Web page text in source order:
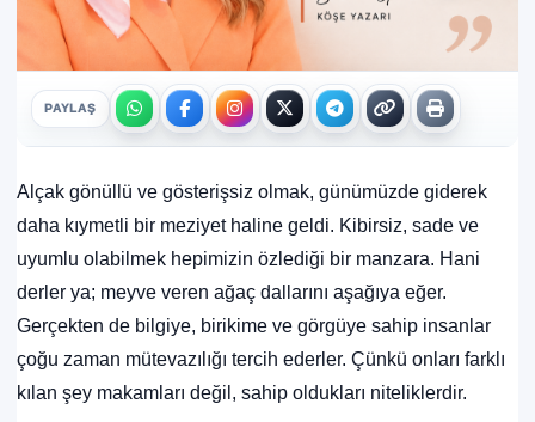
PAYLAŞ
Alçak gönüllü ve gösterişsiz olmak, günümüzde giderek
daha kıymetli bir meziyet haline geldi. Kibirsiz, sade ve
uyumlu olabilmek hepimizin özlediği bir manzara. Hani
derler ya; meyve veren ağaç dallarını aşağıya eğer.
Gerçekten de bilgiye, birikime ve görgüye sahip insanlar
çoğu zaman mütevazılığı tercih ederler. Çünkü onları farklı
kılan şey makamları değil, sahip oldukları niteliklerdir.